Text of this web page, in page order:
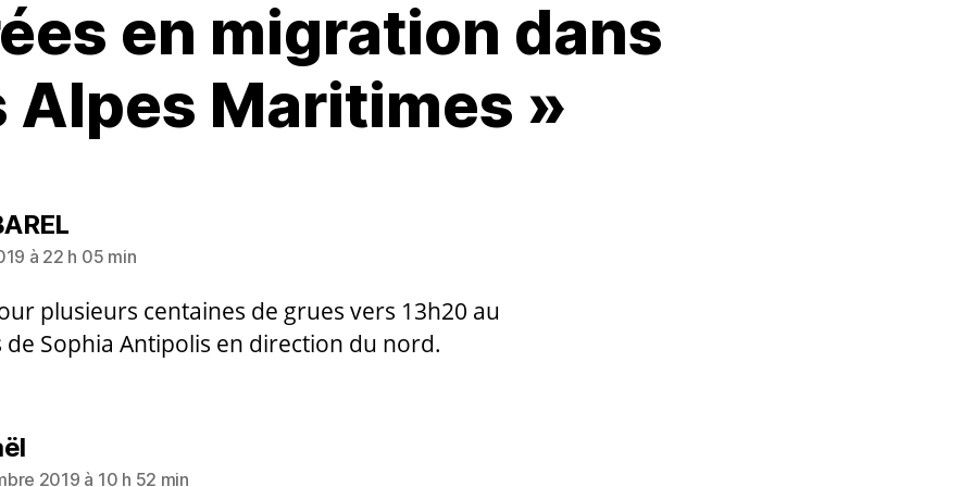
en migration dans
Alpes Maritimes »
dit :
à 22 h 05 min
plusieurs centaines de grues vers 13h20 au
de Sophia Antipolis en direction du nord.
dit :
2019 à 10 h 52 min